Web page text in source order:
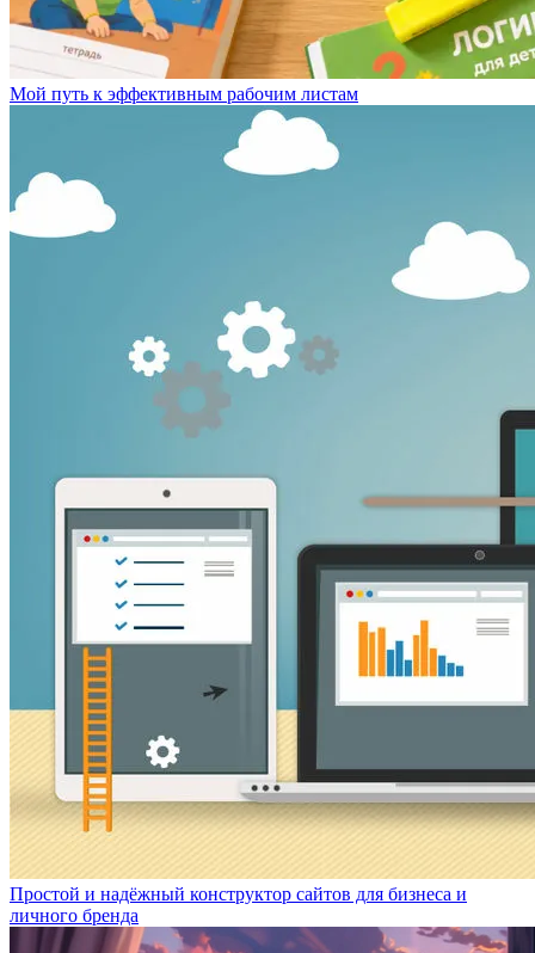
Мой путь к эффективным рабочим листам
Простой и надёжный конструктор сайтов для бизнеса и
личного бренда